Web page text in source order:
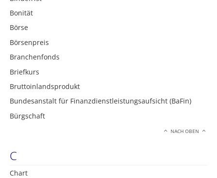
Bonität
Börse
Börsenpreis
Branchenfonds
Briefkurs
Bruttoinlandsprodukt
Bundesanstalt für Finanzdienstleistungsaufsicht (BaFin)
Bürgschaft
NACH OBEN
C
Chart